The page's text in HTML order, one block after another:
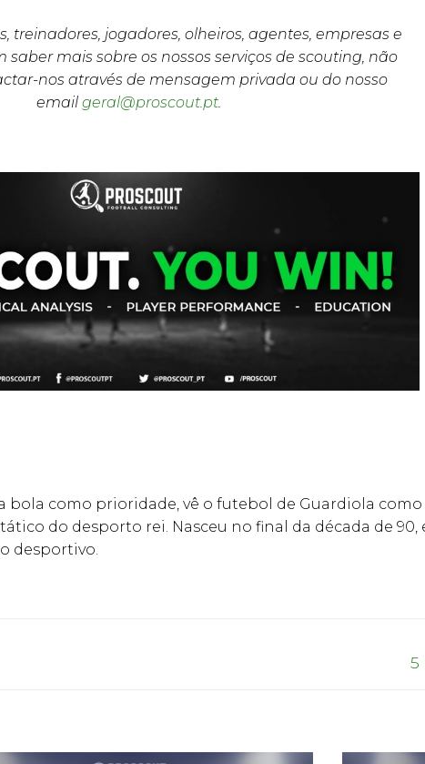
treinadores, jogadores, olheiros, agentes, empresas e
mais sobre os nossos serviços de scouting, não
nos através de mensagem privada ou do nosso
email geral@proscout.pt.
bola como prioridade, vê o futebol de Guardiola
do desporto rei. Nasceu no final da década de
desportivo.
5